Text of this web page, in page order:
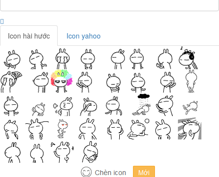
Icon hài hước Icon yahoo